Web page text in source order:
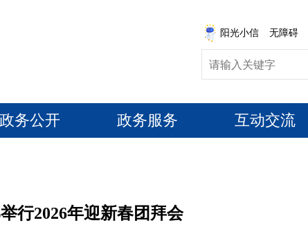
阳光小信 无障碍
政务公开 政务服务 互动交流
行2026年迎新春团拜会